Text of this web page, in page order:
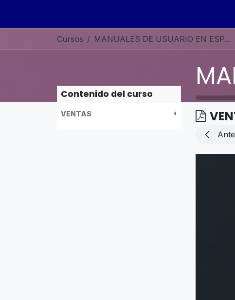
Cursos MANUALES DE USUARIO EN ESPAÑOL ODOO 19
Contenido del curso
VENTAS